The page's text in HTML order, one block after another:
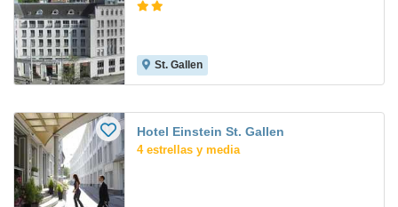
St. Gallen
Hotel Einstein St. Gallen
4 estrellas y media